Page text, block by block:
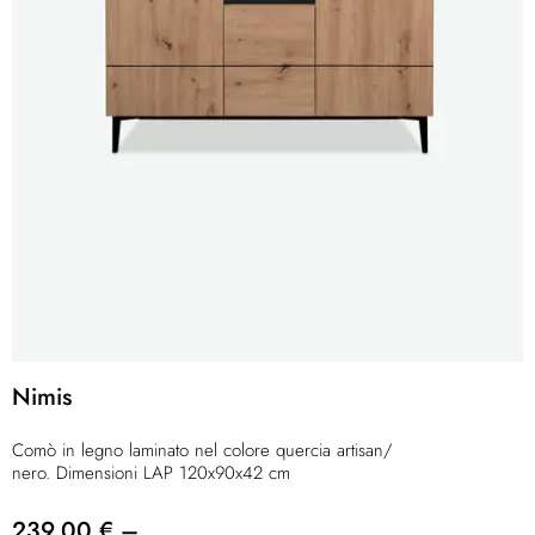
Nimis
Comò in legno laminato nel colore quercia artisan/
nero. Dimensioni LAP 120x90x42 cm